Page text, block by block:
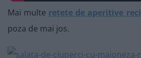
Mai multe rețete de aperitive reci
poza de mai jos.